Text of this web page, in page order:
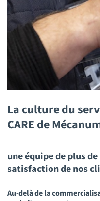
La culture du
CARE de
une équipe de plus
satisfaction de nos
Au-delà de la